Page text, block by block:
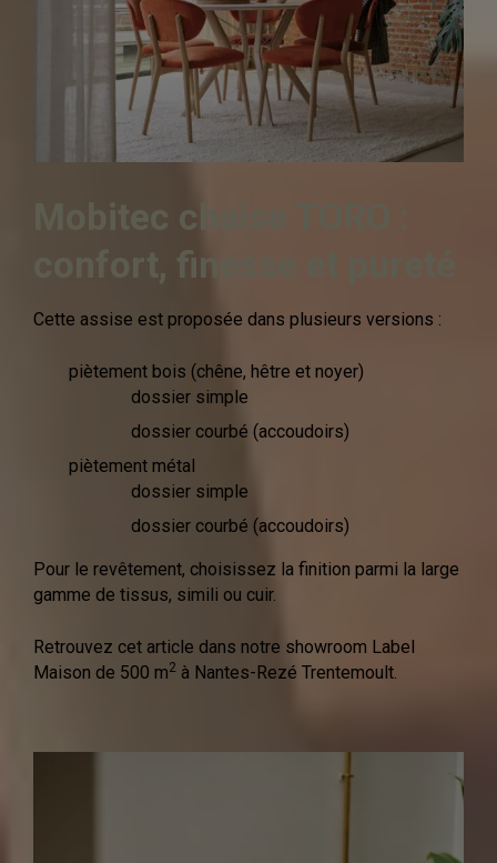
Mobitec chaise TORO :
confort, finesse et pureté
Cette assise est proposée dans plusieurs versions :
piètement bois (chêne, hêtre et noyer)
dossier simple
dossier courbé (accoudoirs)
piètement métal
dossier simple
dossier courbé (accoudoirs)
Pour le revêtement, choisissez la finition parmi la large
gamme de tissus, simili ou cuir.
Retrouvez cet article dans notre showroom Label
Maison de 500 m2 à Nantes-Rezé Trentemoult.